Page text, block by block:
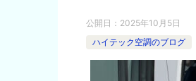
公開日： 2025年10月5日
ハイテック空調のブログ